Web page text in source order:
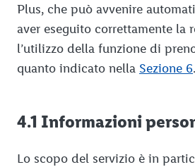
Plus, che può avvenire
aver eseguito correttamente la
l’utilizzo della funzione di
quanto indicato nella Sezione 6.
4.1 Informazioni
Lo scopo del servizio è in